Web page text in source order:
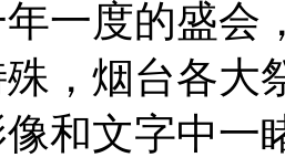
一度的盛会
，烟台各大
和文字中一